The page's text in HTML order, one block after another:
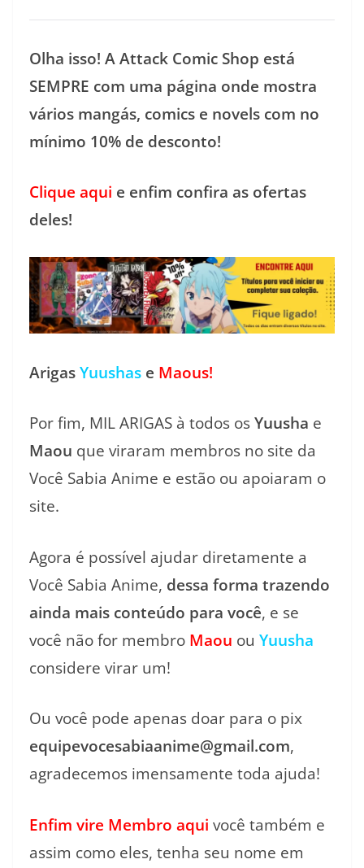
Olha isso! A Attack Comic Shop está
SEMPRE com uma página onde mostra
vários mangás, comics e novels com no
mínimo 10% de desconto!
Clique aqui e enfim confira as ofertas
deles!
ArigasYuushas e Maous!
Por fim, MIL ARIGAS à todos osYuusha e
Maou que viraram membros no site da
Você Sabia Anime e estão ou apoiaram o
site.
Agora é possível ajudar diretamente a
Você Sabia Anime, dessa forma trazendo
ainda mais conteúdo para você, e se
você não for membro Maou ou Yuusha
considere virar um!
Ou você pode apenas doar para o pix
equipevocesabiaanime@gmail.com,
agradecemos imensamente toda ajuda!
Enfim vire Membro aqui você também e
assim como eles, tenha seu nome em